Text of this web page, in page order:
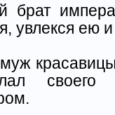
брат
увлекся ею
своего